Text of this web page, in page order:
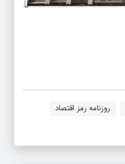
روزنامه رمز اقتصاد